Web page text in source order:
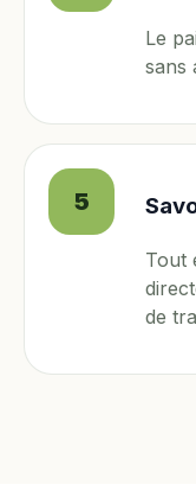
Le
sans
5
Tout
de